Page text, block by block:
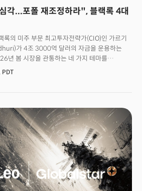
각...포폴 재조정하라", 블랙록 4대
록의 미주 부문 최고투자전략가(CIO)인 가르기
가 4조 3000억 달러의 자금을 운용하는
년 봄 시장을 관통하는 네 가지 테마를
3년째 이익 성장의 주도권을 놓치 않고
로 다시 매력적인 매수 구간으로 진입했다. 최근
국의 대형 기술주의 주가는 빠지고 있지만
한 디커플링이 발생하고 있다. 초두리 CIO는
들어가 상위 100대 기업에 집중 투자할 것을
역 상관관계가 '깨졌다'.2월 말 중동 분쟁이
반 하락하며 3월 하순 20일 롤링 상관계수는
까지 치솟았다. 사실상 주식과 채권이 함께
는 의미로 주식과 채권이 서로를 보안한다는
리고 있다. 넷째, 에너지 안보는 구조적 투자
PDT